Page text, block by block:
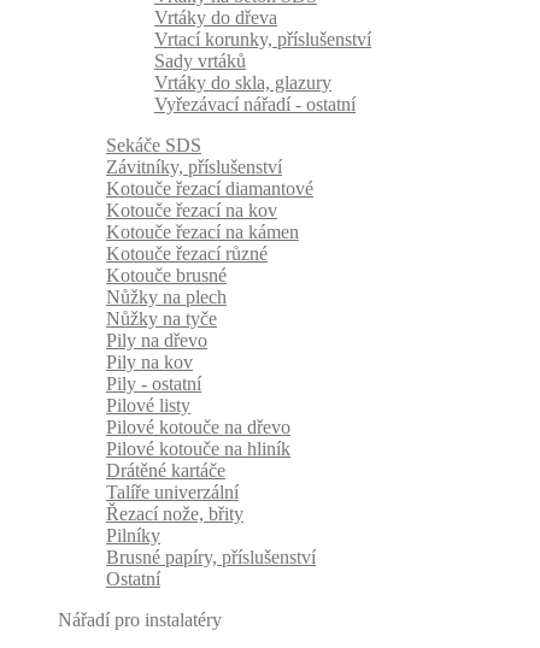
Vrtáky do dřeva
Vrtací korunky, příslušenství
Sady vrtáků
Vrtáky do skla, glazury
Vyřezávací nářadí - ostatní
Sekáče SDS
Závitníky, příslušenství
Kotouče řezací diamantové
Kotouče řezací na kov
Kotouče řezací na kámen
Kotouče řezací různé
Kotouče brusné
Nůžky na plech
Nůžky na tyče
Pily na dřevo
Pily na kov
Pily - ostatní
Pilové listy
Pilové kotouče na dřevo
Pilové kotouče na hliník
Drátěné kartáče
Talíře univerzální
Řezací nože, břity
Pilníky
Brusné papíry, příslušenství
Ostatní
Nářadí pro instalatéry